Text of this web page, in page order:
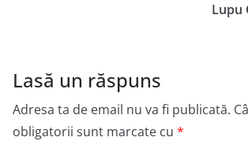
Lupu
Lasă un răspuns
Adresa ta de email nu va fi publicată.
obligatorii sunt marcate cu *